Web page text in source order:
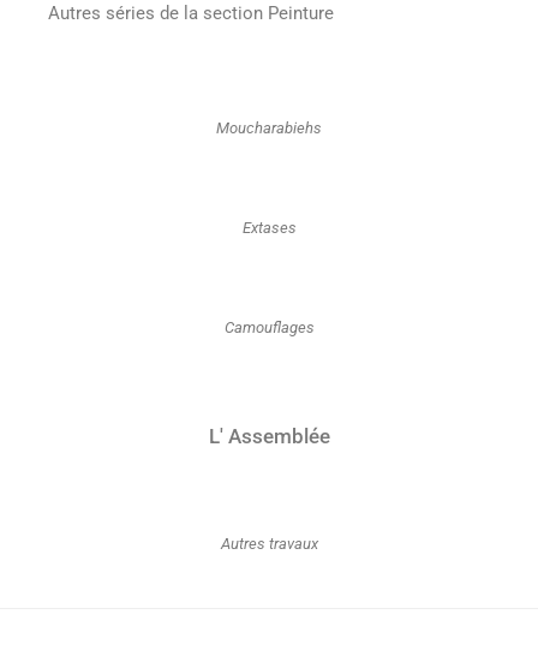
Autres séries de la section Peinture
Moucharabiehs
Extases
Camouflages
L' Assemblée
Autres travaux